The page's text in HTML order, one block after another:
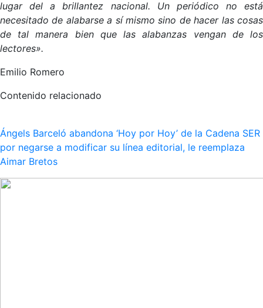
lugar del a brillantez nacional. Un periódico no está
necesitado de alabarse a sí mismo sino de hacer las cosas
de tal manera bien que las alabanzas vengan de los
lectores».
Emilio Romero
Contenido relacionado
Ángels Barceló abandona ‘Hoy por Hoy’ de la Cadena SER
por negarse a modificar su línea editorial, le reemplaza
Aimar Bretos